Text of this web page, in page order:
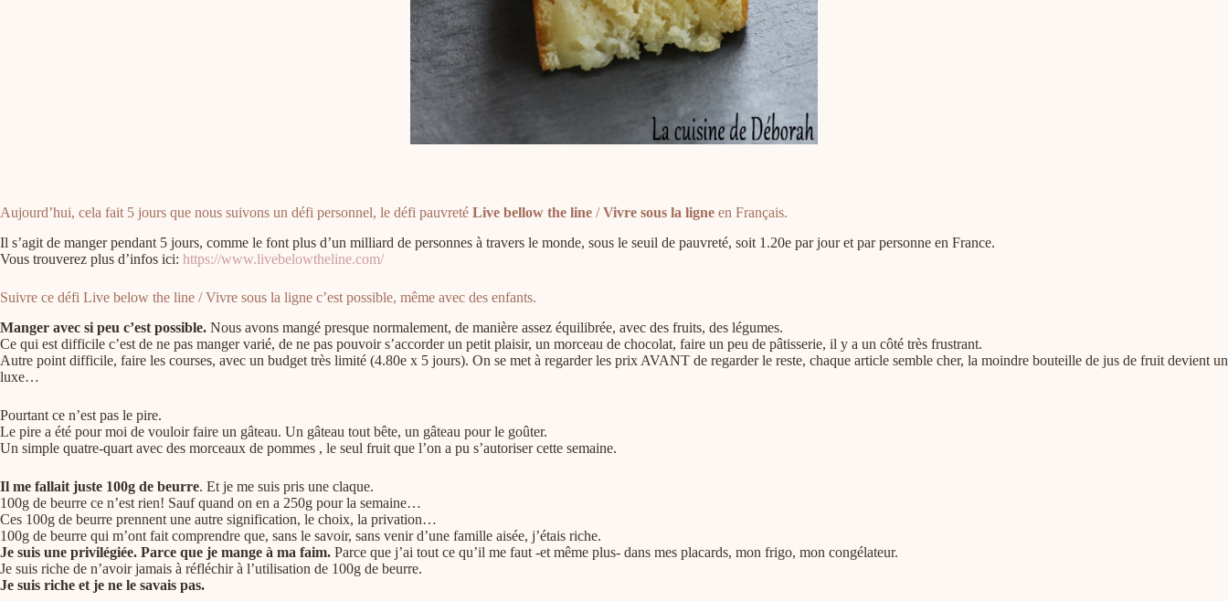
Aujourd’hui, cela fait 5 jours que nous suivons un défi personnel, le défi pauvreté Live bellow the line /Vivre sous la ligne en Français.
Il s’agit de manger pendant 5 jours, comme le font plus d’un milliard de personnes à travers le monde, sous le seuil de pauvreté, soit 1.20e par jour et par personne en France.
Vous trouverez plus d’infos ici: https://www.livebelowtheline.com/
Suivre ce défi Live below the line / Vivre sous la ligne c’est possible, même avec des enfants.
Manger avec si peu c’est possible. Nous avons mangé presque normalement, de manière assez équilibrée, avec des fruits, des légumes.
Ce qui est difficile c’est de ne pas manger varié, de ne pas pouvoir s’accorder un petit plaisir, un morceau de chocolat, faire un peu de pâtisserie, il y a un côté très frustrant.
Autre point difficile, faire les courses, avec un budget très limité (4.80e x 5 jours). On se met à regarder les prix AVANT de regarder le reste, chaque article semble cher, la moindre bouteille de jus de fruit devient un
luxe…
Pourtant ce n’est pas le pire.
Le pire a été pour moi de vouloir faire un gâteau. Un gâteau tout bête, un gâteau pour le goûter.
Un simple quatre-quart avec des morceaux de pommes , le seul fruit que l’on a pu s’autoriser cette semaine.
Il me fallait juste 100g de beurre. Et je me suis pris une claque.
100g de beurre ce n’est rien! Sauf quand on en a 250g pour la semaine…
Ces 100g de beurre prennent une autre signification, le choix, la privation…
100g de beurre qui m’ont fait comprendre que, sans le savoir, sans venir d’une famille aisée, j’étais riche.
Je suis une privilégiée. Parce que je mange à ma faim. Parce que j’ai tout ce qu’il me faut -et même plus- dans mes placards, mon frigo, mon congélateur.
Je suis riche de n’avoir jamais à réfléchir à l’utilisation de 100g de beurre.
Je suis riche et je ne le savais pas.